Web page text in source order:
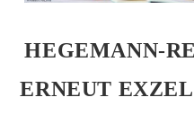
HEGEMANN-
ERNEUT